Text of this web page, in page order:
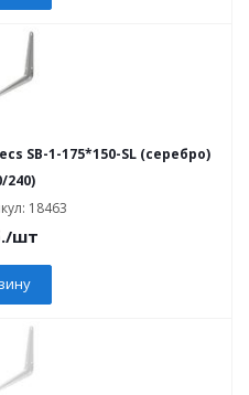
SB-1-175*150-SL (серебро)
240)
18463
/шт